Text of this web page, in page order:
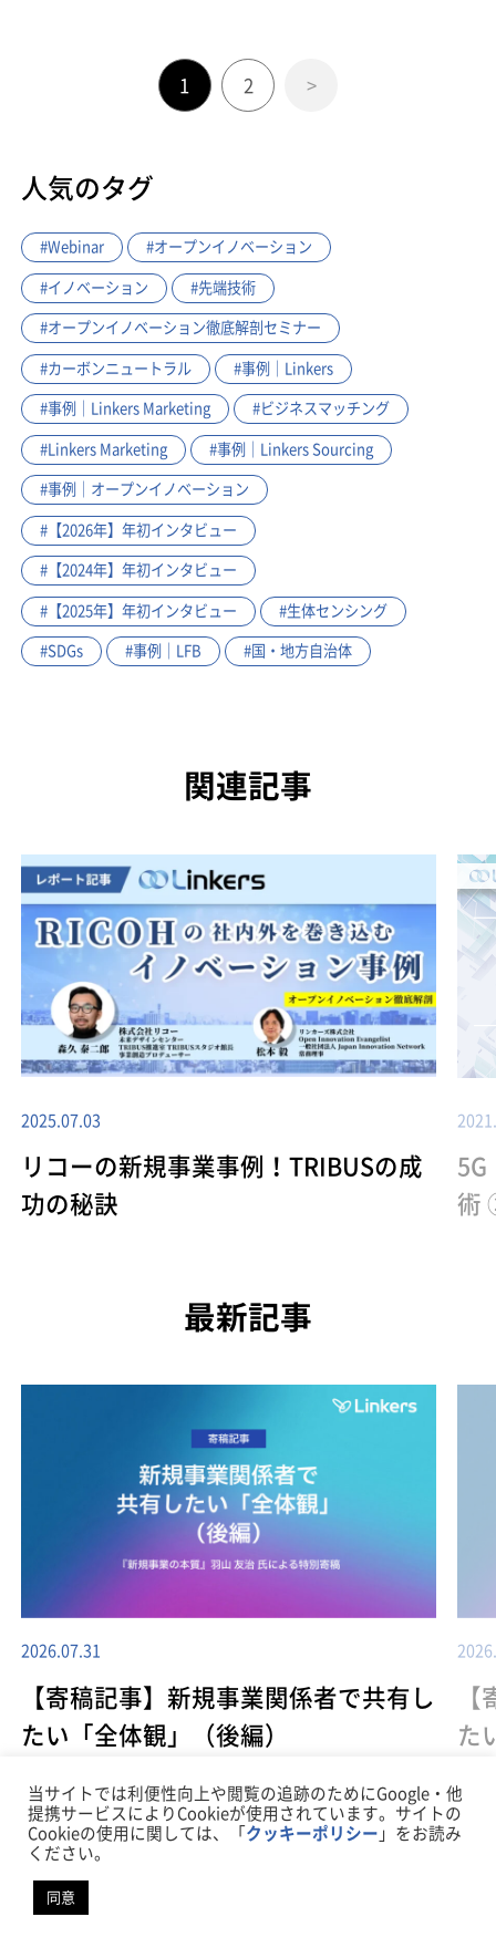
1 2 >
人気のタグ
#Webinar #オープンイノベーション
#イノベーション #先端技術
#オープンイノベーション徹底解剖セミナー
#カーボンニュートラル #事例｜Linkers
#事例｜Linkers Marketing #ビジネスマッチング
#Linkers Marketing #事例｜Linkers Sourcing
#事例｜オープンイノベーション
#【2026年】年初インタビュー
#【2024年】年初インタビュー
#【2025年】年初インタビュー #生体センシング
#SDGs #事例｜LFB #国・地方自治体
関連記事
2025.07.03
リコーの新規事業事例！TRIBUSの成
功の秘訣
術
最新記事
2026.07.31
【寄稿記事】新規事業関係者で共有し
たい「全体観」（後編）
た
当サイトでは利便性向上や閲覧の追跡のためにGoogle・他
提携サービスによりCookieが使用されています。サイトの
Cookieの使用に関しては、「 クッキーポリシー 」をお読み
ください。
同意